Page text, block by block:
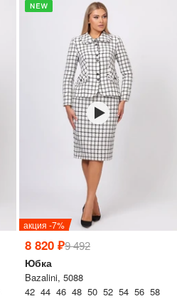
акция -7%
8 820 ₽9 492
Юбка
Bazalini, 5088
42 44 46 48 50 52 54 56 58
за подписку на наш